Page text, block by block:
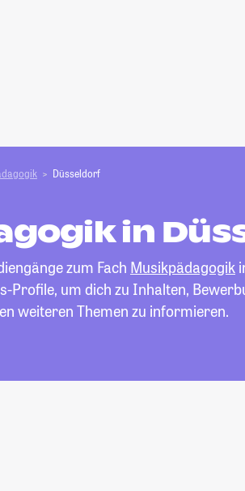
Düsseldorf
in
zum Fach Musikpädagogik
Profile, um dich zu Inhalten,
weiteren Themen zu informieren.